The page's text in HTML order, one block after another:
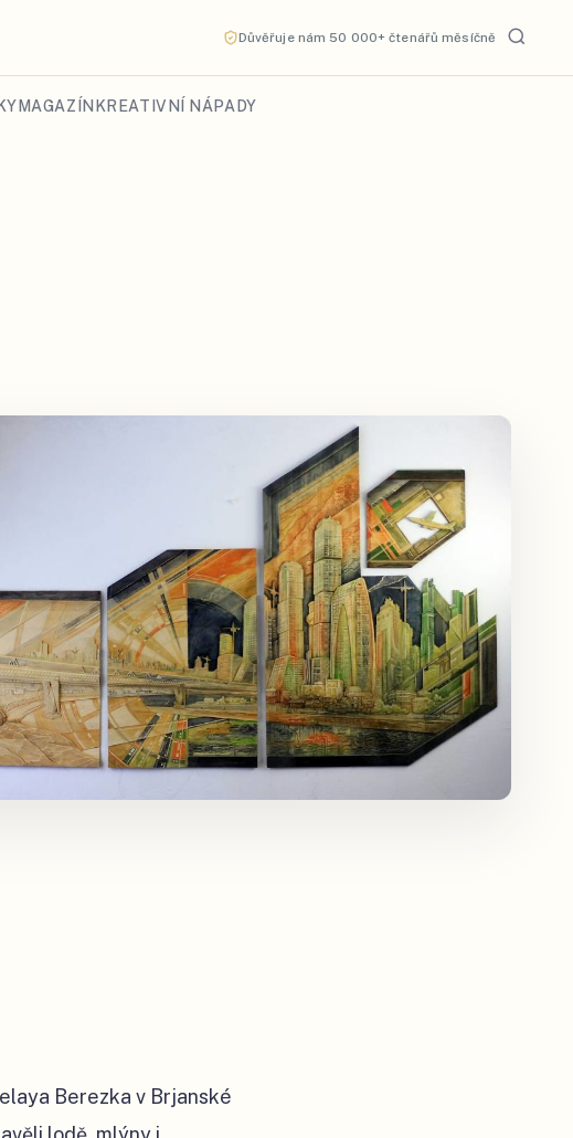
Důvěřuje nám 50 000+ čtenářů měsíčně
MAGAZÍN KREATIVNÍ NÁPADY
Berezka v Brjanské